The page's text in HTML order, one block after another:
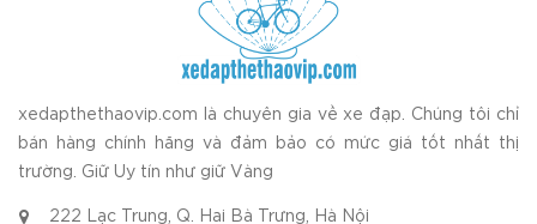
xedapthethaovip.com là chuyên gia về xe đạp. Chúng tôi chỉ
bán hàng chính hãng và đảm bảo có mức giá tốt nhất thị
trường. Giữ Uy tín như giữ Vàng
222 Lạc Trung, Q. Hai Bà Trưng, Hà Nội